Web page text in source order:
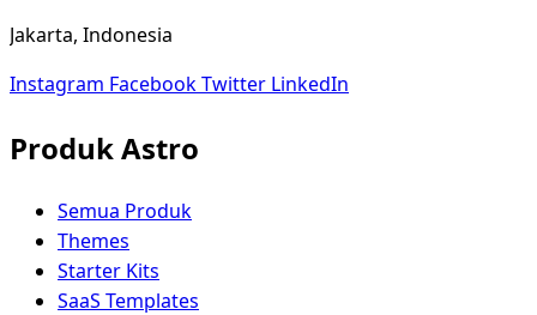
Jakarta, Indonesia
Instagram FacebookTwitter LinkedIn
Produk Astro
Semua Produk
Themes
Starter Kits
SaaS Templates